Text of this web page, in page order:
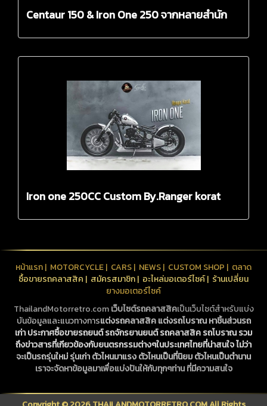
Centaur 150 & Iron One 250 จากหลายสำนัก
Iron one 250CC Custom By.Ranger korat
หน้าแรก| MOTORCYCLE| CARS| NEWS| CUSTOM SHOP | ตลาด
ซื้อขายรถคลาสสิค | สมัครสมาชิก| อะไหล่มอเตอร์ไซค์| ร้านเปลี่ยน
ยางมอเตอร์ไซค์
ThailandMotorretro.comเว็บไซต์รถคลาสสิคเป็นเว็บไซต์สำหรับแบ่ง
บันข้อมูลและแนวทางการแต่งรถคลาสสิค แต่งรถโบราณ หาชิ้นส่วนรถ
เก่าประกาศซื้อขายรถยนต์ รถจักรยานยนต์รถคลาสสิครถโบราณรวม
ถึงข่าวสารที่เกียวข้องกับยนตรกรรมต่างๆในประเทศไทยที่น่าสนใจ ไม่ว่า
จะเป็นรถรุ่นใหม่ รุ่นเก่า ตัวไหนมาแรง ตัวไหนเป็นที่นิยม ตัวไหนเป็นตำนาน
เราจะจัดหาข้อมูลมาเพื่อแบ่งปันให้กับทุกๆท่าน ที่มีความสนใจ